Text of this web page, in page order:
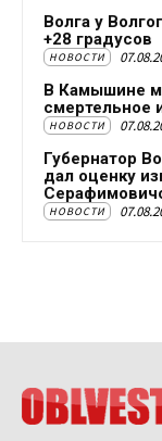
Волга у
+28 градусов
НОВОСТИ
В Камышине
смертельное
НОВОСТИ
Губернатор
дал оценку
НОВОСТИ